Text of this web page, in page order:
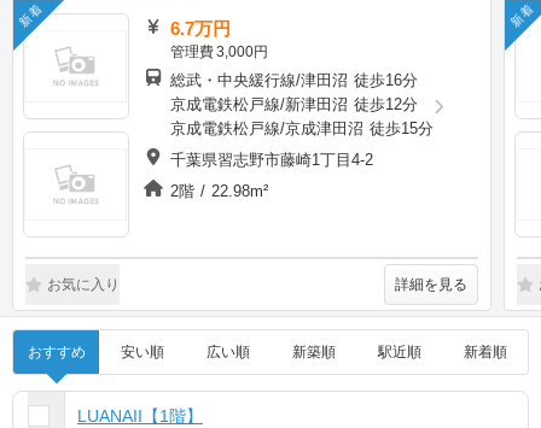
新着 6.7万円
管理費3,000円
総武・中央緩行線/津田沼 徒歩16分
京成電鉄松戸線/新津田沼 徒歩12分
京成電鉄松戸線/京成津田沼 徒歩15分
千葉県習志野市藤崎1丁目4-2
2階 / 22.98m²
お気に入り 詳細を見る
新着
おすすめ 安い順 広い順 新築順 駅近順 新着順
LUANAII【1階】